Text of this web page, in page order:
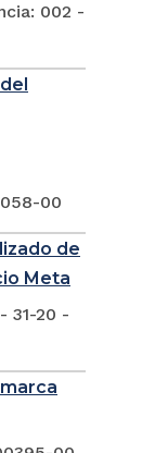
002 -
00
de
Meta
31-20 -